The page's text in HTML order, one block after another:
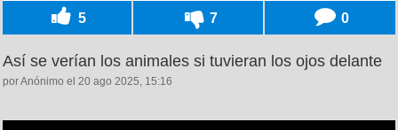
5 7 0
Así se verían los animales si tuvieran los ojos delante
por Anónimo el 20 ago 2025, 15:16